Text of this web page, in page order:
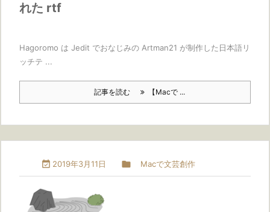
れた rtf
Hagoromo は Jedit でおなじみの Artman21 が制作した日本語リ
ッチテ ...
記事を読む 【Macで ...
 2019年3月11日  Macで文芸創作